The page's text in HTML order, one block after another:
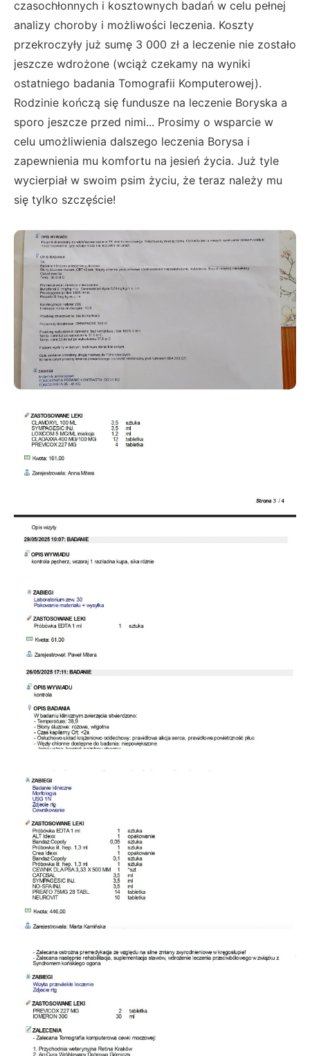
czasochłonnych i kosztownych badań w celu pełnej
analizy choroby i możliwości leczenia. Koszty
przekroczyły już sumę 3 000 zł a leczenie nie zostało
jeszcze wdrożone (wciąż czekamy na wyniki
ostatniego badania Tomografii Komputerowej).
Rodzinie kończą się fundusze na leczenie Boryska a
sporo jeszcze przed nimi... Prosimy o wsparcie w
celu umożliwienia dalszego leczenia Borysa i
zapewnienia mu komfortu na jesień życia. Już tyle
wycierpiał w swoim psim życiu, że teraz należy mu
się tylko szczęście!